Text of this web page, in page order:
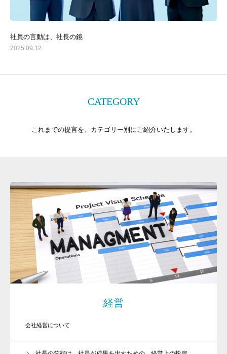
社員の言動は、社長の鏡
2025.09.12
CATEGORY
これまでの提言を、カテゴリー別にご紹介いたします。
経営
会社経営について